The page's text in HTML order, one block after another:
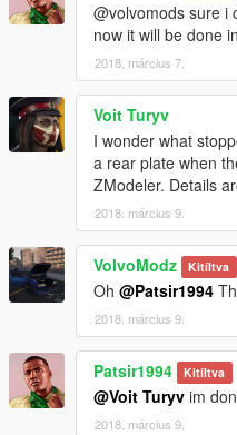
@volvomods sure i
now it will be done
2018. március 7.
Voit Turyv
I wonder what
a rear plate when
ZModeler. Details
2018. március 9.
VolvoModz Kitíltva
Oh @Patsir1994
2018. március 9.
Patsir1994 Kitíltva
@Voit Turyv im
2018. március 9.